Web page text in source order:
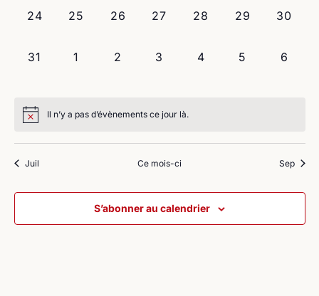
0
24
0
25
0
26
0
27
0
28
0
29
0
30
0
31
0
1
0
2
0
3
0
4
0
5
0
6
Il n’y a pas d’évènements ce jour là.
Juil Ce mois-ci Sep
S’abonner au calendrier